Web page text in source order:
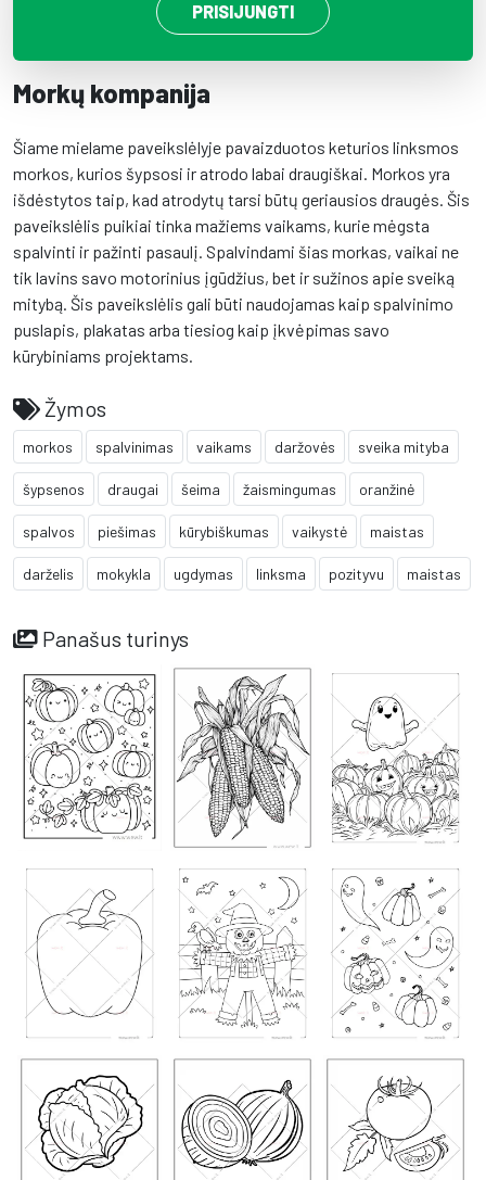
PRISIJUNGTI
Morkų kompanija
Šiame mielame paveikslėlyje pavaizduotos keturios linksmos
morkos, kurios šypsosi ir atrodo labai draugiškai. Morkos yra
išdėstytos taip, kad atrodytų tarsi būtų geriausios draugės. Šis
paveikslėlis puikiai tinka mažiems vaikams, kurie mėgsta
spalvinti ir pažinti pasaulį. Spalvindami šias morkas, vaikai ne
tik lavins savo motorinius įgūdžius, bet ir sužinos apie sveiką
mitybą. Šis paveikslėlis gali būti naudojamas kaip spalvinimo
puslapis, plakatas arba tiesiog kaip įkvėpimas savo
kūrybiniams projektams.
Žymos
morkos spalvinimas vaikams daržovės sveika mityba
šypsenos draugai šeima žaismingumas oranžinė
spalvos piešimas kūrybiškumas vaikystė maistas
darželis mokykla ugdymas linksma pozityvu maistas
Panašus turinys